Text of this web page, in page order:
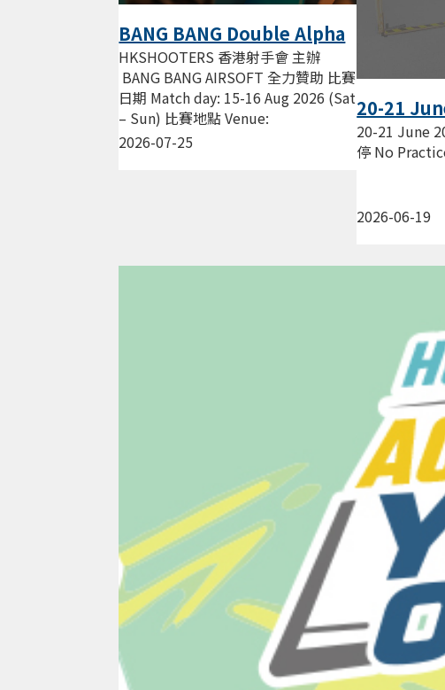
BANG BANG Double Alpha
Academy IPSC Challenge
2026 R2 by HKS
2026-07-25
HKSHOOTERS 香港射手會 主辦
BANG BANG AIRSOFT 全力贊助 比賽
日期 Match day: 15-16 Aug 2026 (Sat
– Sun) 比賽地點 Venue:
HKSHOOTERS 新蒲崗 景福街...
20-21
練習暫停
Sessions
2026-06-19
20-21 June
停 No